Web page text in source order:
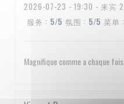
2026-07-23 - 19:30 - 来宾 2
服务 : 5/5 氛围 : 5/5 菜单 :
Magnifique comme a chaque fois